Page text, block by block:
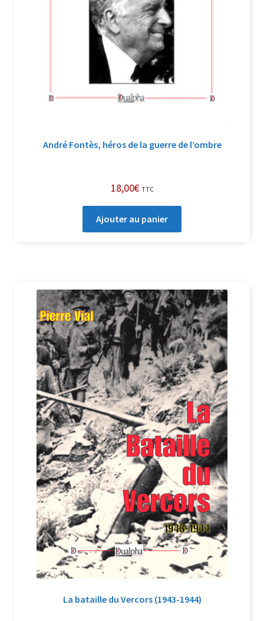
André Fontès, héros de la guerre de l’ombre
18,00€ TTC
Ajouter au panier
La bataille du Vercors (1943-1944)